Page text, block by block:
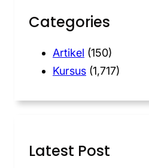
Categories
Artikel (150)
Kursus (1,717)
Latest Post